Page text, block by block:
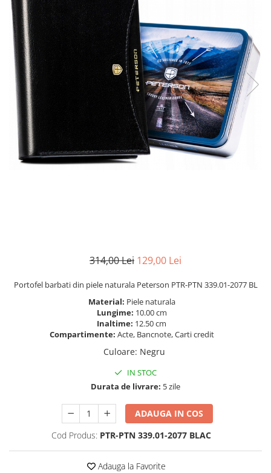
314,00 Lei 129,00 Lei
Portofel barbati din piele naturala Peterson PTR-PTN 339.01-2077 BL
Material: Piele naturala
Lungime: 10.00 cm
Inaltime: 12.50 cm
Compartimente: Acte, Bancnote, Carti credit
Culoare: Negru
IN STOC
Durata de livrare: 5 zile
ADAUGA IN COS
Cod Produs: PTR-PTN 339.01-2077 BLAC
Adauga la Favorite